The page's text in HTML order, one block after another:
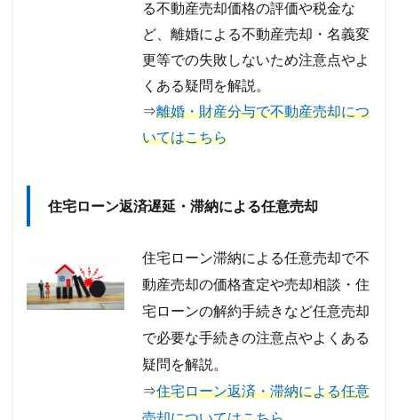
る不動産売却価格の評価や税金な
ど、離婚による不動産売却・名義変
更等での失敗しないため注意点やよ
くある疑問を解説。
⇒離婚・財産分与で不動産売却につ
いてはこちら
住宅ローン返済遅延・滞納による任意売却
住宅ローン滞納による任意売却で不
動産売却の価格査定や売却相談・住
宅ローンの解約手続きなど任意売却
で必要な手続きの注意点やよくある
疑問を解説。
⇒住宅ローン返済・滞納による任意